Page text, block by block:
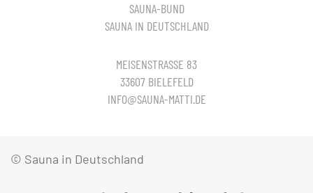
SAUNA-BUND
SAUNA IN DEUTSCHLAND
MEISENSTRASSE 83
33607 BIELEFELD
INFO@SAUNA-MATTI.DE
© Sauna in Deutschland